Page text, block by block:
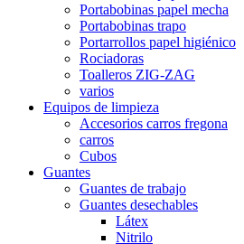
Portabobinas papel mecha
Portabobinas trapo
Portarrollos papel higiénico
Rociadoras
Toalleros ZIG-ZAG
varios
Equipos de limpieza
Accesorios carros fregona
carros
Cubos
Guantes
Guantes de trabajo
Guantes desechables
Látex
Nitrilo